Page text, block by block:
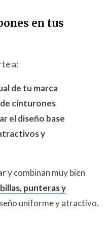
en tus
a:
de tu marca
cinturones
el diseño base
y
y combinan muy bien
punteras y
uniforme y atractivo.